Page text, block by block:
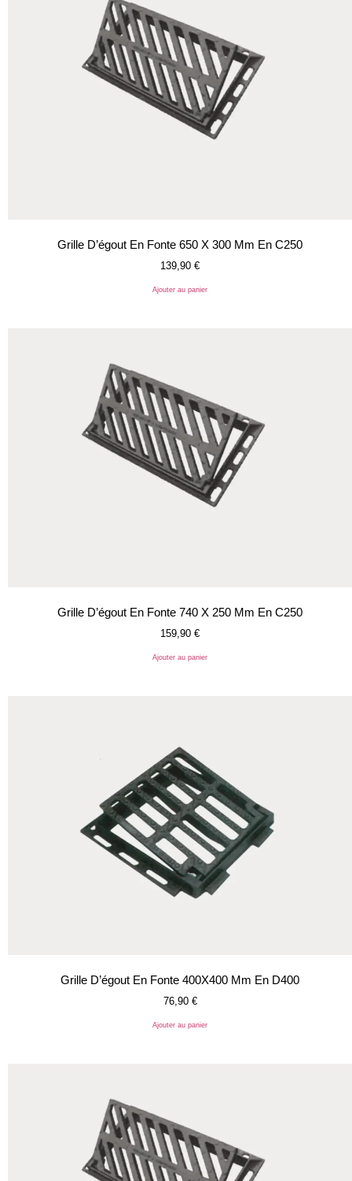
Grille D’égout En Fonte 650 X 300 Mm En C250
139,90 €
Ajouter au panier
Grille D’égout En Fonte 740 X 250 Mm En C250
159,90 €
Ajouter au panier
Grille D’égout En Fonte 400X400 Mm En D400
76,90 €
Ajouter au panier